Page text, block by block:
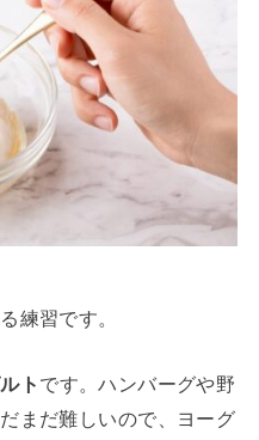
練習です。
ト です。ハンバーグや野
まだ難しいので、ヨーグ